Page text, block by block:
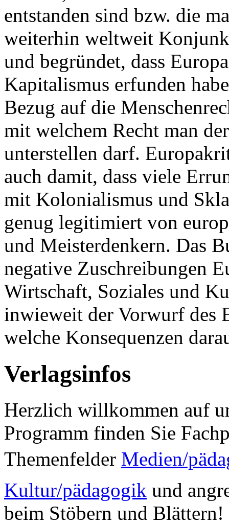
entstanden sind bzw. die
weiterhin weltweit
und begründet, dass
Kapitalismus erfunden
Bezug auf die
mit welchem Recht man
unterstellen darf.
auch damit, dass viele
mit Kolonialismus und
genug legitimiert von
und Meisterdenkern. Das
negative Zuschreibungen
Wirtschaft, Soziales und
inwieweit der Vorwurf des
welche Konsequenzen
Verlagsinfos
Herzlich willkommen auf
Programm finden Sie
Themenfelder Medien/
Kultur/pädagogik und
beim Stöbern und Blättern!